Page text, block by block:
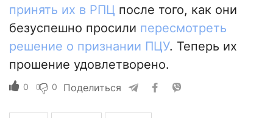
принять их в РПЦ после того, как они
безуспешно просили пересмотреть
решение о признании ПЦУ. Теперь их
прошение удовлетворено.
0 0 Поделиться